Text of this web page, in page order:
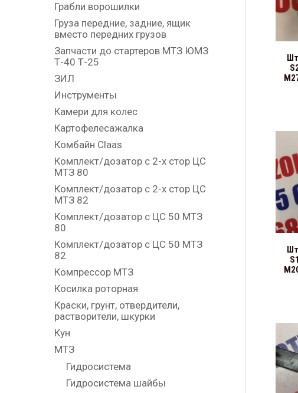
Грабли ворошилки
Груза передние, задние, ящик
вместо передних грузов
Запчасти до стартеров МТЗ ЮМЗ
Т-40 Т-25
ЗИЛ
Инструменты
Камери для колес
Картофелесажалка
Комбайн Claas
Комплект/дозатор с 2-х стор ЦС
МТЗ 80
Комплект/дозатор с 2-х стор ЦС
МТЗ 82
Комплект/дозатор с ЦС 50 МТЗ
80
Комплект/дозатор с ЦС 50 МТЗ
82
Компрессор МТЗ
Косилка роторная
Краски, грунт, отвердители,
растворители, шкурки
Кун
МТЗ
Гидросистема
Гидросистема шайбы